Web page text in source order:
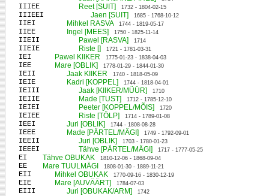
IIIEE Reet [SUIT] 1732 - 1804-02-15
IIIEEI Jaen [SUIT] 1685 - 1768-10-12
IIEI Mihkel RASVA 1744 - 1819-05-17
IIEE Ingel [MEES] 1750 - 1825-11-14
IIEII Pawel [RASVA] 1714
IIEIE Riste [] 1721 - 1781-03-31
IEI Pawel KIIKER 1775-01-23 - 1838-04-03
IEE Mare [OBLIK] 1778-01-29 - 1844-01-30
IEII Jaak KIIKER 1740 - 1818-05-09
IEIE Kadri [KOPPEL] 1744 - 1818-04-01
IEIII Jaak [KIIKER/MÜÜR] 1710
IEIIE Made [TUST] 1712 - 1785-12-10
IEIEI Peeter [KOPPEL/MÕIS] 1720
IEIEE Riste [TÖLP] 1714 - 1789-01-08
IEEI Juri [OBLIK] 1744 - 1808-08-28
IEEE Made [PÄRTEL/MÄGI] 1749 - 1792-09-01
IEEII Juri [OBLIK] 1703 - 1780-01-23
IEEEI Tähve [PÄRTEL/MÄGI] 1717 - 1777-05-25
EI Tähve OBUKAK 1810-12-06 - 1868-09-04
EE Mare TUULMÄGI 1808-01-30 - 1889-11-21
EII Mihkel OBUKAK 1770-09-16 - 1830-12-19
EIE Mare [AUVÄÄRT] 1784-07-03
EIII Juri [OBUKAK/ARM] 1742